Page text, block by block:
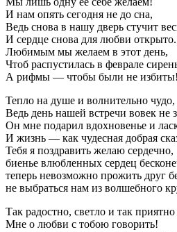
И нам опять сегодня не до сна,
Ведь снова в нашу дверь стучит
И сердце снова для любви открыто.
Любимым мы желаем в этот день,
Чтоб распустилась в феврале
А рифмы — чтобы были не избиты!
Тепло на душе и волнительно чудо,
Ведь день нашей встречи вовек не
Он мне подарил вдохновенье и
И жизнь — как чудесная добрая
Тебя я поздравить желаю сердечно,
биенье влюбленных сердец
теперь невозможно прожить друг
не выбраться нам из волшебного
Так радостно, светло и так приятно
Мне о любви с тобою говорить!